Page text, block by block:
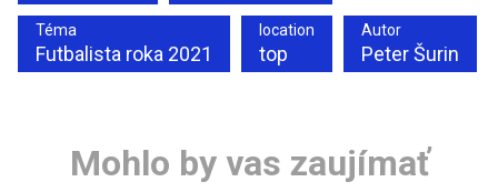
Téma
Futbalista roka 2021
location
top
Autor
Peter Šurin
Mohlo by vas zaujímať